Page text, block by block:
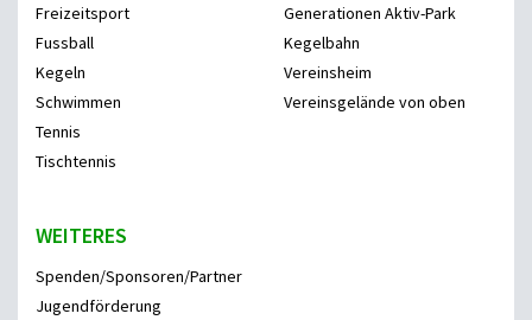
Freizeitsport
Fussball
Kegeln
Schwimmen
Tennis
Tischtennis
Generationen Aktiv-Park
Kegelbahn
Vereinsheim
Vereinsgelände von oben
WEITERES
Spenden/Sponsoren/Partner
Jugendförderung